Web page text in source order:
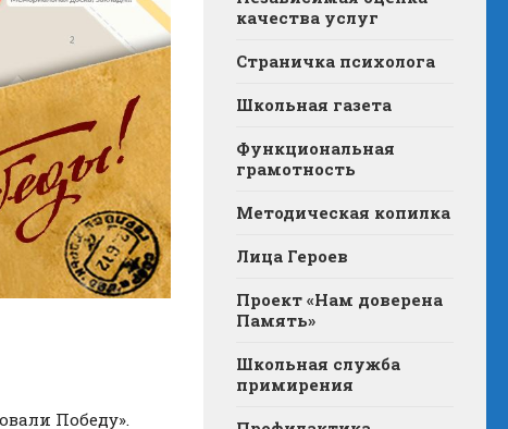
Победу».
качества услуг
Страничка психолога
Школьная газета
Функциональная
грамотность
Методическая копилка
Лица Героев
Проект «Нам доверена
Память»
Школьная служба
примирения